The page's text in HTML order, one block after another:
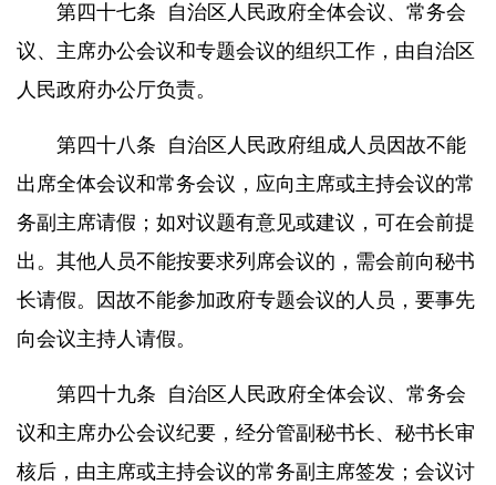
第四十七条
自治区人民政府全体会议、常务会
议、主席办公会议和专题会议的组织工作，由自治区
人民政府办公厅负责。
第四十八条
自治区人民政府组成人员因故不能
出席全体会议和常务会议，应向主席或主持会议的常
务副主席请假；如对议题有意见或建议，可在会前提
出。其他人员不能按要求列席会议的，需会前向秘书
长请假。因故不能参加政府专题会议的人员，要事先
向会议主持人请假。
第四十九条
自治区人民政府全体会议、常务会
议和主席办公会议纪要，经分管副秘书长、秘书长审
核后，由主席或主持会议的常务副主席签发；会议讨